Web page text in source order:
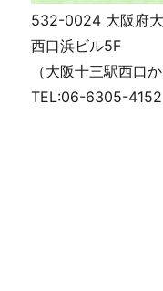
532-0024 大阪府
西口浜ビル5F
（大阪十三駅西口
TEL:06-6305-4152